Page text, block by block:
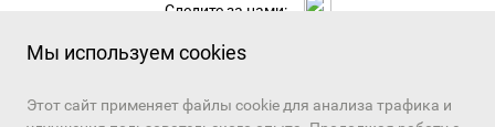
Следите за нами:
Наш канал вMAXиTelegram
Мы используем cookies
Этот сайт применяет файлы cookie для анализа трафика и